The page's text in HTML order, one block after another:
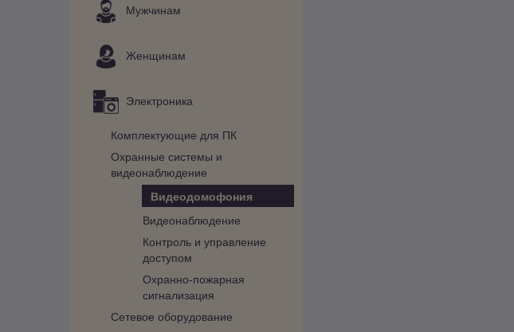
Мужчинам
Женщинам
Электроника
Комплектующие для ПК
Охранные системы и
видеонаблюдение
Видеодомофония
Видеонаблюдение
Контроль и управление
доступом
Охранно-пожарная
сигнализация
Сетевое оборудование